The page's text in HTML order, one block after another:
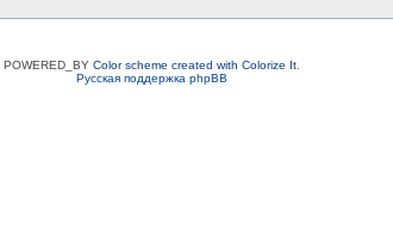
POWERED_BY Color scheme created with Colorize It.
Русская поддержка phpBB